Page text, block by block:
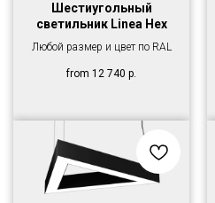
Шестиугольный
светильник Linea Hex
Любой размер и цвет по RAL
from 12 740 р.